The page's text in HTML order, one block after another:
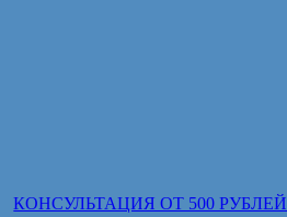
КОНСУЛЬТАЦИЯ ОТ 500 РУБЛЕЙ